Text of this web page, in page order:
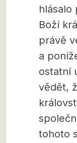
hlásalo
Boží
právě
a
ostatní
vědět,
tohoto